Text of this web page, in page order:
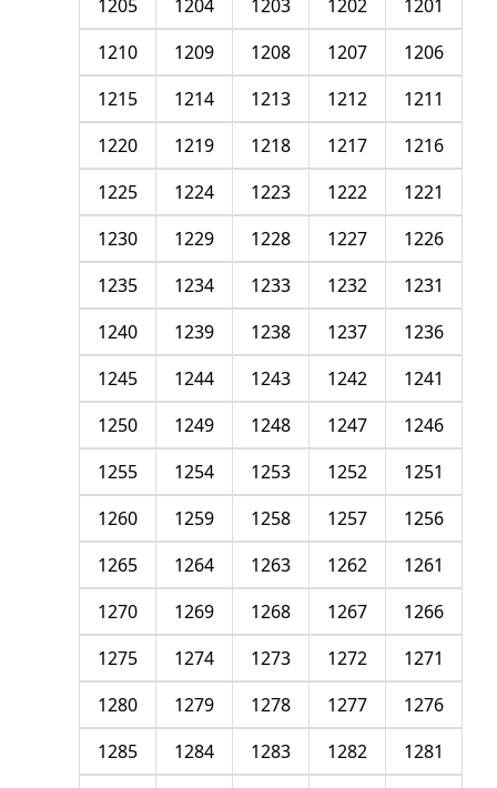
1201
1202
1203
1204
1205
1206
1207
1208
1209
1210
1211
1212
1213
1214
1215
1216
1217
1218
1219
1220
1221
1222
1223
1224
1225
1226
1227
1228
1229
1230
1231
1232
1233
1234
1235
1236
1237
1238
1239
1240
1241
1242
1243
1244
1245
1246
1247
1248
1249
1250
1251
1252
1253
1254
1255
1256
1257
1258
1259
1260
1261
1262
1263
1264
1265
1266
1267
1268
1269
1270
1271
1272
1273
1274
1275
1276
1277
1278
1279
1280
1281
1282
1283
1284
1285